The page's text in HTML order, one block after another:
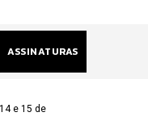
ASSINATURAS
e 15 de